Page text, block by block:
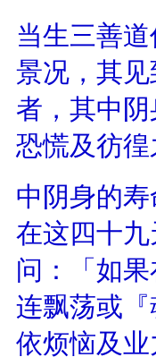
当生三善
景况，其
者，其中
恐慌及彷
中阴身的
在这四十
问：「如
连飘荡或
依烦恼及